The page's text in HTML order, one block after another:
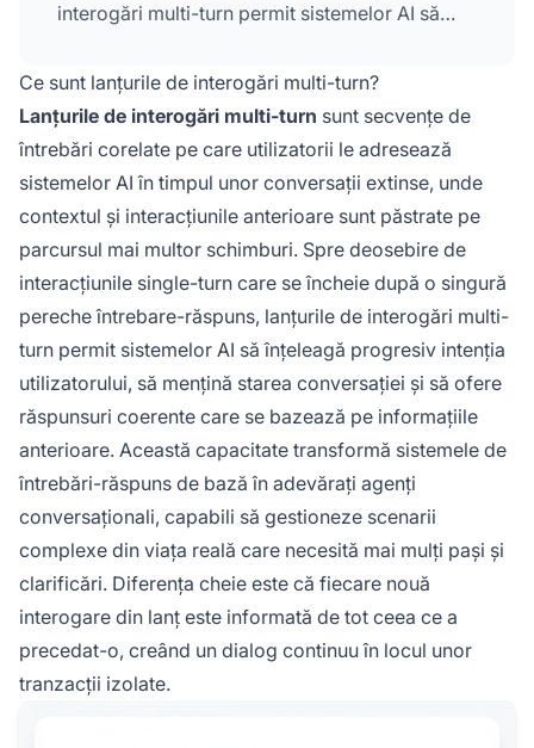
interogări multi-turn permit sistemelor AI să
mențină starea conversației și să ofere
răspunsuri coerente care se bazează pe
informațiile anterioare.
Ce sunt lanțurile de interogări multi-turn?
Lanțurile de interogări multi-turn sunt secvențe de
întrebări corelate pe care utilizatorii le adresează
sistemelor AI în timpul unor conversații extinse, unde
contextul și interacțiunile anterioare sunt păstrate pe
parcursul mai multor schimburi. Spre deosebire de
interacțiunile single-turn care se încheie după o singură
pereche întrebare-răspuns, lanțurile de interogări multi-
turn permit sistemelor AI să înțeleagă progresiv intenția
utilizatorului, să mențină starea conversației și să ofere
răspunsuri coerente care se bazează pe informațiile
anterioare. Această capacitate transformă sistemele de
întrebări-răspuns de bază în adevărați agenți
conversaționali, capabili să gestioneze scenarii
complexe din viața reală care necesită mai mulți pași și
clarificări. Diferența cheie este că fiecare nouă
interogare din lanț este informată de tot ceea ce a
precedat-o, creând un dialog continuu în locul unor
tranzacții izolate.